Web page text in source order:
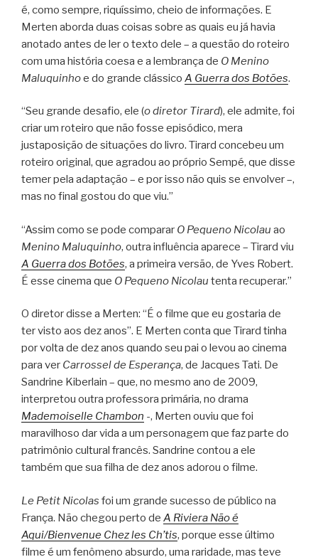
é, como sempre, riquíssimo, cheio de informações. E
Merten aborda duas coisas sobre as quais eu já havia
anotado antes de ler o texto dele – a questão do roteiro
com uma história coesa e a lembrança de O Menino
Maluquinhoe do grande clássico A Guerra dos Botões.
“Seu grande desafio, ele (o diretor Tirard), ele admite, foi
criar um roteiro que não fosse episódico, mera
justaposição de situações do livro. Tirard concebeu um
roteiro original, que agradou ao próprio Sempé, que disse
temer pela adaptação – e por isso não quis se envolver –,
mas no final gostou do que viu.”
“Assim como se pode comparar O Pequeno Nicolau ao
Menino Maluquinho, outra influência aparece – Tirard viu
A Guerra dos Botões, a primeira versão, de Yves Robert.
É esse cinema que O Pequeno Nicolau tenta recuperar.”
O diretor disse a Merten: “É o filme que eu gostaria de
ter visto aos dez anos”. E Merten conta que Tirard tinha
por volta de dez anos quando seu pai o levou ao cinema
para ver Carrossel de Esperança, de Jacques Tati. De
Sandrine Kiberlain – que, no mesmo ano de 2009,
interpretou outra professora primária, no drama
Mademoiselle Chambon -, Merten ouviu que foi
maravilhoso dar vida a um personagem que faz parte do
patrimônio cultural francês. Sandrine contou a ele
também que sua filha de dez anos adorou o filme.
Le Petit Nicolas foi um grande sucesso de público na
França. Não chegou perto de A Riviera Não é
Aqui/Bienvenue Chez les Ch’tis, porque esse último
filme é um fenômeno absurdo, uma raridade, mas teve